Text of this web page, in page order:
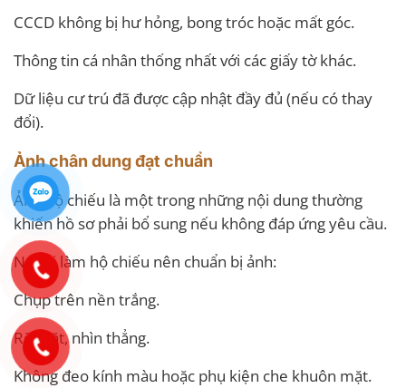
CCCD không bị hư hỏng, bong tróc hoặc mất góc.
Thông tin cá nhân thống nhất với các giấy tờ khác.
Dữ liệu cư trú đã được cập nhật đầy đủ (nếu có thay
đổi).
Ảnh chân dung đạt chuẩn
Ảnh hộ chiếu là một trong những nội dung thường
khiến hồ sơ phải bổ sung nếu không đáp ứng yêu cầu.
Người làm hộ chiếu nên chuẩn bị ảnh:
Chụp trên nền trắng.
Rõ mặt, nhìn thẳng.
Không đeo kính màu hoặc phụ kiện che khuôn mặt.